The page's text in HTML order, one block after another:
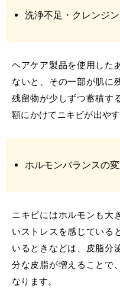
洗浄不足・クレンジ
ヘアケア製品を使用した
ないと、その一部が肌に
残留物が少しずつ蓄積す
額にかけてニキビが出やす
ホルモンバランスの
ニキビにはホルモンも大
いストレスを感じている
いるときなどは、皮脂分
分な皮脂が増えることで
なります。